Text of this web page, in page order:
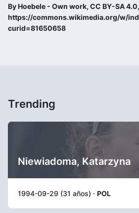
By Hoebele - Own work, CC BY-SA 4.0,
https://commons.wikimedia.org/w/
curid=81650658
Trending
Niewiadoma, Katarzyna
1994-09-29 (31 años) · POL